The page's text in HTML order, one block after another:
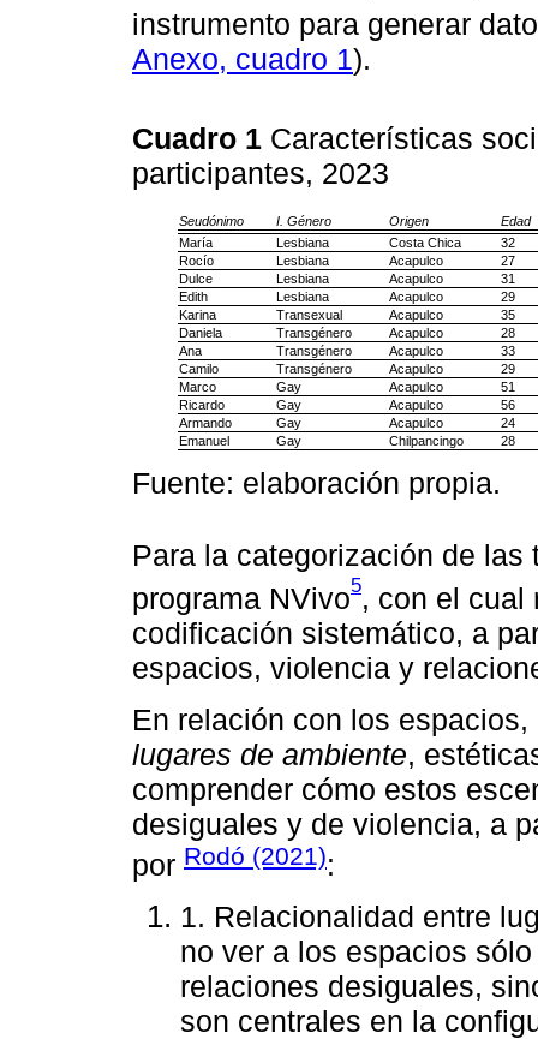
instrumento para generar
Anexo, cuadro 1).
Cuadro 1 Características
participantes, 2023
Seudónimo I. Género Origen
Edad
María
Lesbiana Costa Chica
32
Rocío
Lesbiana Acapulco
27
Dulce
Lesbiana Acapulco
31
Edith
Lesbiana Acapulco
29
Karina
Transexual Acapulco
35
Daniela
Transgénero Acapulco
28
Ana
Transgénero Acapulco
33
Camilo
Transgénero Acapulco
29
Marco
Gay Acapulco
51
Ricardo
Gay Acapulco
56
Armando
Gay Acapulco
24
Emanuel
Gay Chilpancingo 28
Fuente: elaboración propia.
Para la categorización de
programa NVivo5, con el cual
codificación sistemático, a
espacios, violencia y
En relación con los
lugares de ambiente,
comprender cómo estos
desiguales y de violencia, a
por Rodó (2021):
1. Relacionalidad entre
no ver a los espacios
relaciones desiguales,
son centrales en la